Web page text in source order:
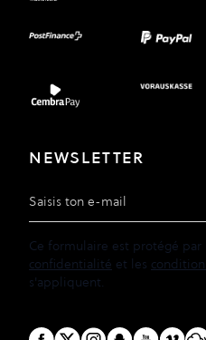
NEWSLETTER
Adresse e-mail
Ce formulaire est protégé par
confidentialité et les
s'appliquent.